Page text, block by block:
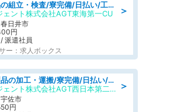
＞
電子部品の組立・検査/寮完備/日払い/工場・製造
ェント株式会社AGT東海第一CU
日井市
円
派遣社員
ー：求人ボックス
＞
自動車製品の加工・運搬/寮完備/日払い/工場・製造
UTエージェント株式会社AGT西日本第二CU
佐市
円